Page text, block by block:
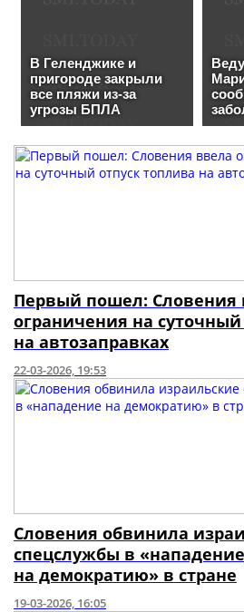
Первый пошел: Словения
ограничения на
на автозаправках
22-03-2026, 19:53
Словения обвинила
спецслужбы в «нападение
на демократию» в стране
19-03-2026, 16:05